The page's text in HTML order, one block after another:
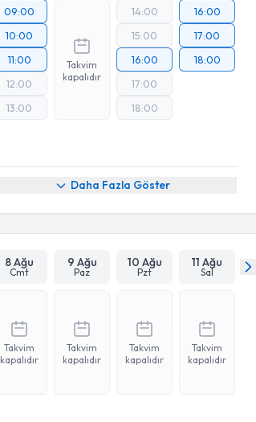
09:00
10:00
11:00
12:00
13:00
Takvim
kapalıdır
14:00
15:00
16:00
17:00
18:00
16:00
17:00
18:00
Daha Fazla Göster
8 Ağu
Cmt
9 Ağu
Paz
10 Ağu
Pzt
11 Ağu
Sal
Takvim
kapalıdır
Takvim
kapalıdır
Takvim
kapalıdır
Takvim
kapalıdır